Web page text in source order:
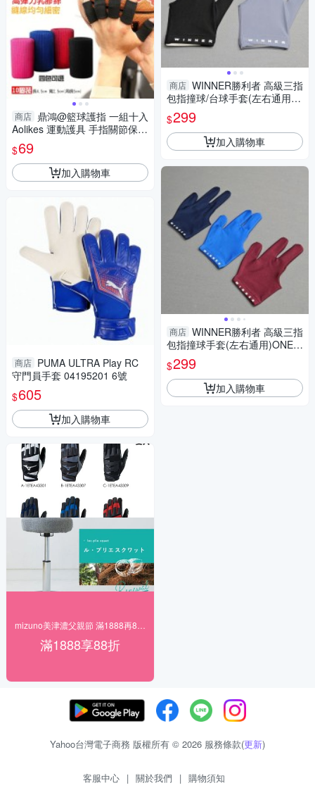
商店 鼎鴻@籃球護指 一組十入
Aolikes 運動護具 手指關節保護
手指防護套 指節護套 奧力克斯
$69
加入購物車
商店 PUMA ULTRA Play RC
守門員手套 04195201 6號
$605
加入購物車
滿1888享88折
商店 WINNER勝利者 高級三指
包指撞球/台球手套(左右通用)O
NE SIZE
$299
加入購物車
商店 WINNER勝利者 高級三指
包指撞球手套(左右通用)ONE S
IZE
$299
加入購物車
Yahoo台灣電子商務 版權所有 © 2026 服務條款(更新)
客服中心 | 關於我們 | 購物須知